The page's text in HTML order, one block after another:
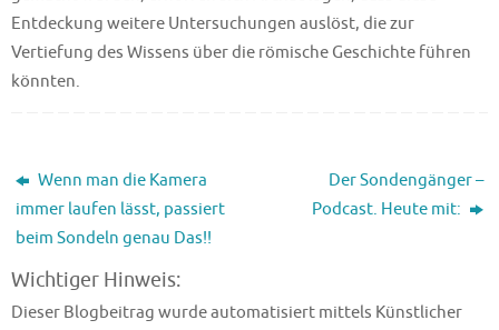
Entdeckung weitere Untersuchungen auslöst, die zur
Vertiefung des Wissens über die römische Geschichte führen
könnten.
Wenn man die Kamera
immer laufen lässt, passiert
beim Sondeln genau Das!!
Der Sondengänger –
Podcast. Heute mit:
Wichtiger Hinweis:
Dieser Blogbeitrag wurde automatisiert mittels Künstlicher